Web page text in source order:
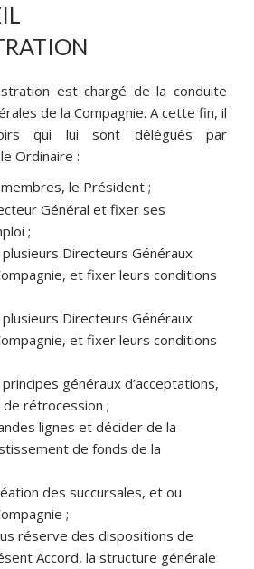
est chargé de la conduite
de la Compagnie. A cette fin, il
qui lui sont délégués par
Ordinaire :
le Président ;
Général et fixer ses
;
Directeurs Généraux
et fixer leurs conditions
Directeurs Généraux
et fixer leurs conditions
généraux d’acceptations,
rétrocession ;
lignes et décider de la
de fonds de la
des succursales, et ou
;
réserve des dispositions de
Accord, la structure générale